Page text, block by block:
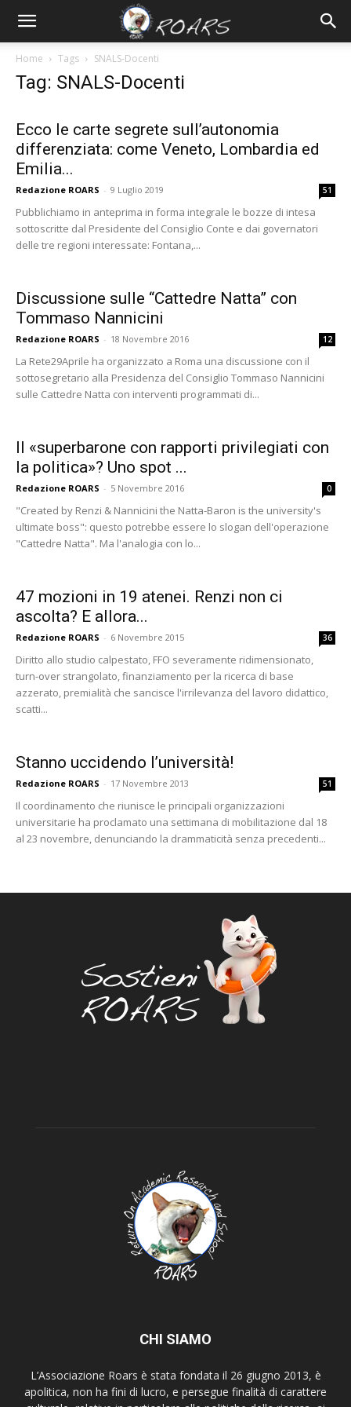
Home Tags SNALS-Docenti
Tag: SNALS-Docenti
Ecco le carte segrete sull’autonomia
differenziata: come Veneto, Lombardia ed
Emilia...
Redazione ROARS - 9 Luglio 2019 51
Pubblichiamo in anteprima in forma integrale le bozze di intesa
sottoscritte dal Presidente del Consiglio Conte e dai governatori
delle tre regioni interessate: Fontana,...
Discussione sulle “Cattedre Natta” con
Tommaso Nannicini
Redazione ROARS - 18 Novembre 2016 12
La Rete29Aprile ha organizzato a Roma una discussione con il
sottosegretario alla Presidenza del Consiglio Tommaso Nannicini
sulle Cattedre Natta con interventi programmati di...
Il «superbarone con rapporti privilegiati con
la politica»? Uno spot ...
Redazione ROARS - 5 Novembre 2016 0
"Created by Renzi & Nannicini the Natta-Baron is the university's
ultimate boss": questo potrebbe essere lo slogan dell'operazione
"Cattedre Natta". Ma l'analogia con lo...
47 mozioni in 19 atenei. Renzi non ci
ascolta? E allora...
Redazione ROARS - 6 Novembre 2015 36
Diritto allo studio calpestato, FFO severamente ridimensionato,
turn-over strangolato, finanziamento per la ricerca di base
azzerato, premialità che sancisce l'irrilevanza del lavoro didattico,
scatti...
Stanno uccidendo l’università!
Redazione ROARS - 17 Novembre 2013 51
Il coordinamento che riunisce le principali organizzazioni
universitarie ha proclamato una settimana di mobilitazione dal 18
al 23 novembre, denunciando la drammaticità senza precedenti...
CHI SIAMO
L’Associazione Roars è stata fondata il 26 giugno 2013, è
apolitica, non ha fini di lucro, e persegue finalità di carattere